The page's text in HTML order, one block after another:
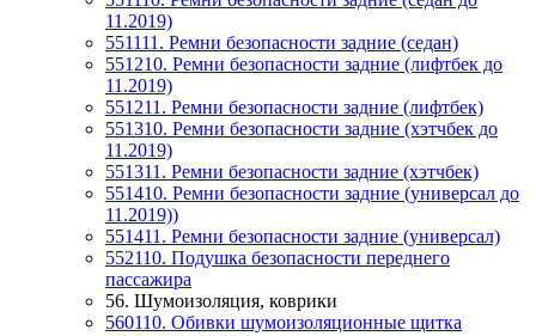
11.2019)
551111. Ремни безопасности задние (седан)
551210. Ремни безопасности задние (лифтбек до
11.2019)
551211. Ремни безопасности задние (лифтбек)
551310. Ремни безопасности задние (хэтчбек до
11.2019)
551311. Ремни безопасности задние (хэтчбек)
551410. Ремни безопасности задние (универсал до
11.2019))
551411. Ремни безопасности задние (универсал)
552110. Подушка безопасности переднего
пассажира
56. Шумоизоляция, коврики
560110. Обивки шумоизоляционные щитка